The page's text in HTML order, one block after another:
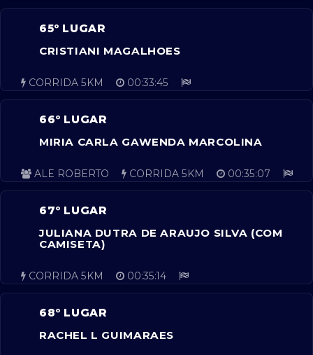
65º LUGAR
CRISTIANI MAGALHOES
CORRIDA 5KM 00:33:45
66º LUGAR
MIRIA CARLA GAWENDA MARCOLINA
ALE ROBERTO CORRIDA 5KM 00:35:07
67º LUGAR
JULIANA DUTRA DE ARAUJO SILVA (COM
CAMISETA)
CORRIDA 5KM 00:35:14
68º LUGAR
RACHEL L GUIMARAES